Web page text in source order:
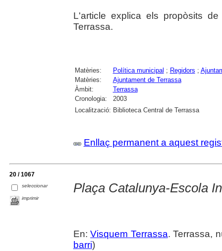
L'article explica els propòsits
Terrassa.
Matèries: Política municipal ; Regidors ;
Matèries:
Ajuntament de Terrassa
Àmbit:
Terrassa
Cronologia:
2003
Localització: Biblioteca Central de Terrassa
Enllaç permanent a aquest
20 / 1067
seleccionar
imprimir
Plaça Catalunya-Escola
En:Visquem Terrassa. Terrassa,
barri)